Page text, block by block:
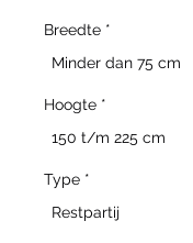
Breedte *
Minder dan 75 cm
Hoogte *
150 t/m 225 cm
Type *
Restpartij